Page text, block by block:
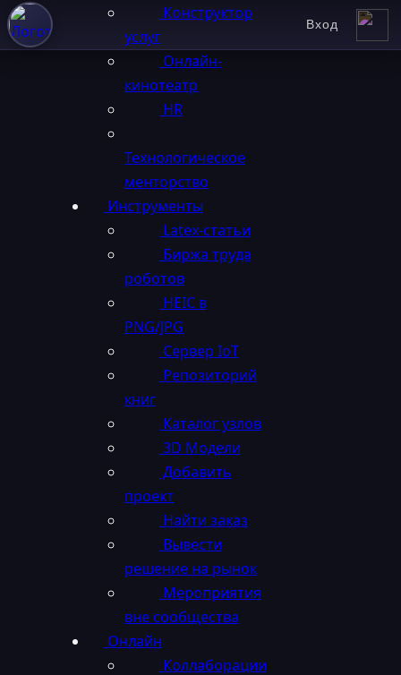
Конструктор
услуг
Онлайн-
кинотеатр
HR
Технологическое
менторство
Инструменты
Latex-статьи
Биржа труда
роботов
HEIC в
PNG/JPG
Сервер IoT
Репозиторий
книг
Каталог узлов
3D Модели
Добавить
проект
Найти заказ
Вывести
решение на рынок
Мероприятия
вне сообщества
Онлайн
Коллаборации
Вход